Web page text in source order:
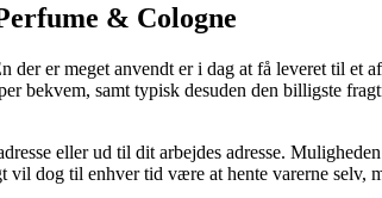
& Cologne
er meget anvendt er i dag at få leveret til et
bekvem, samt typisk desuden den billigste
eller ud til dit arbejdes adresse.
dog til enhver tid være at hente varerne selv,